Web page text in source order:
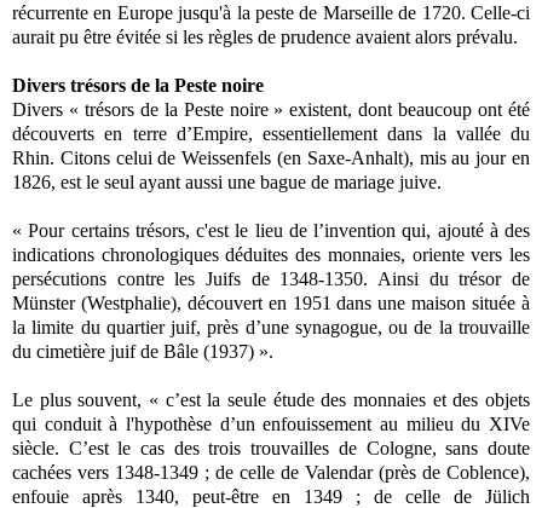
récurrente en Europe jusqu'à la peste de Marseille de 1720. Celle-ci
aurait pu être évitée si les règles de prudence avaient alors prévalu.
Divers trésors de la Peste noire
Divers « trésors de la Peste noire » existent, dont beaucoup ont été
découverts en terre d’Empire, essentiellement dans la vallée du
Rhin. Citons celui de Weissenfels (en Saxe-Anhalt), mis au jour en
1826, est le seul ayant aussi une bague de mariage juive.
« Pour certains trésors, c'est le lieu de l’invention qui, ajouté à des
indications chronologiques déduites des monnaies, oriente vers les
persécutions contre les Juifs de 1348-1350. Ainsi du trésor de
Münster (Westphalie), découvert en 1951 dans une maison située à
la limite du quartier juif, près d’une synagogue, ou de la trouvaille
du cimetière juif de Bâle (1937) ».
Le plus souvent, « c’est la seule étude des monnaies et des objets
qui conduit à l'hypothèse d’un enfouissement au milieu du XIVe
siècle. C’est le cas des trois trouvailles de Cologne, sans doute
cachées vers 1348-1349 ; de celle de Valendar (près de Coblence),
enfouie après 1340, peut-être en 1349 ; de celle de Jülich